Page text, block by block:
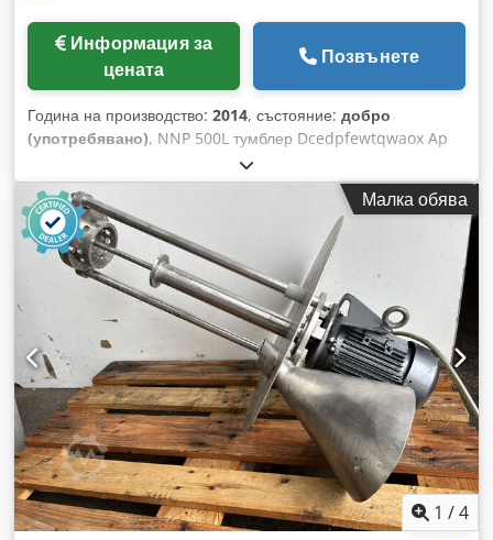
Информация за
цената
Позвънете
Година на производство: 2014, състояние: добро
(употребявано), NNP 500L тумблер Dcedpfewtqwaox Ap
Ask Неръждаем, тумблер с обем 500L, в клетъчна рамка, с
предпазни ограждения, с разтоварваща врата, 3-фазен.
Малка обява
1 /4